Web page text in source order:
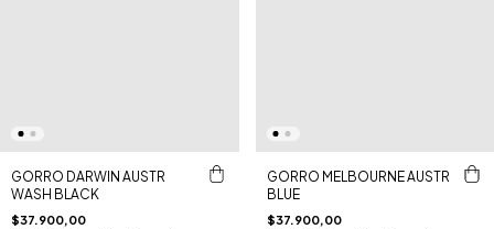
GORRO DARWIN AUSTR
WASH BLACK
$37.900,00
GORRO MELBOURNE AUSTR
BLUE
$37.900,00